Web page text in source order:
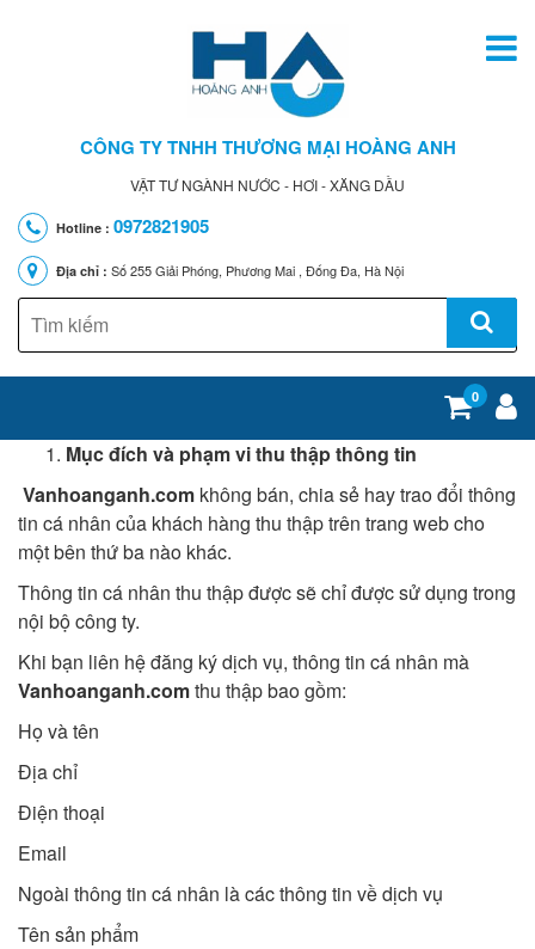
CÔNG TY TNHH THƯƠNG MẠI HOÀNG ANH
VẬT TƯ NGÀNH NƯỚC - HƠI - XĂNG DẦU
Hotline : 0972821905
Địa chỉ : Số 255 Giải Phóng, Phương Mai , Đống Đa, Hà Nội
0
Mục đích và phạm vi thu thập thông tin
Vanhoanganh.com không bán, chia sẻ hay trao đổi thông
tin cá nhân của khách hàng thu thập trên trang web cho
một bên thứ ba nào khác.
Thông tin cá nhân thu thập được sẽ chỉ được sử dụng trong
nội bộ công ty.
Khi bạn liên hệ đăng ký dịch vụ, thông tin cá nhân mà
Vanhoanganh.comthu thập bao gồm:
Họ và tên
Địa chỉ
Điện thoại
Email
Ngoài thông tin cá nhân là các thông tin về dịch vụ
Tên sản phẩm